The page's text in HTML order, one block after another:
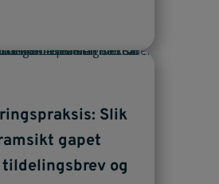
Slik
gapet
og